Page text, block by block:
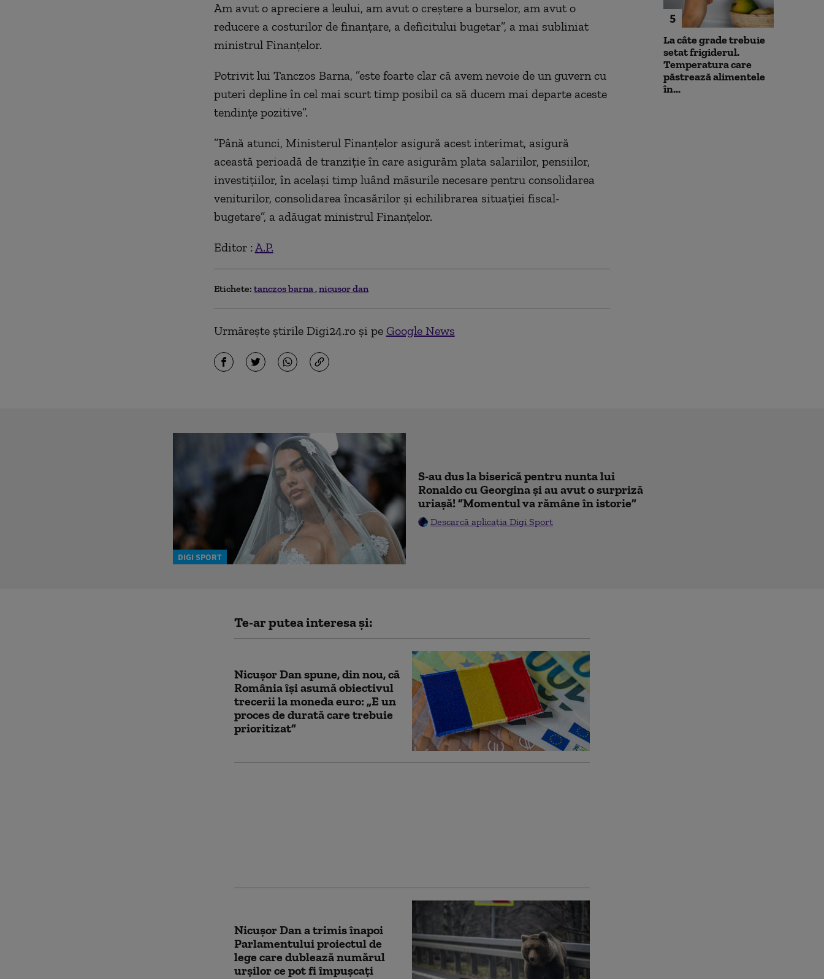
Am avut o apreciere a leului, am avut o creştere a burselor, am avut o
reducere a costurilor de finanţare, a deficitului bugetar”, a mai subliniat
ministrul Finanţelor.
Potrivit lui Tanczos Barna, ”este foarte clar că avem nevoie de un guvern cu
puteri depline în cel mai scurt timp posibil ca să ducem mai departe aceste
tendinţe pozitive”.
”Până atunci, Ministerul Finanţelor asigură acest interimat, asigură
această perioadă de tranziţie în care asigurăm plata salariilor, pensiilor,
investiţiilor, în acelaşi timp luând măsurile necesare pentru consolidarea
veniturilor, consolidarea încasărilor şi echilibrarea situaţiei fiscal-
bugetare”, a adăugat ministrul Finanţelor.
Editor : A.P.
Etichete: tanczos barna nicusor dan
Urmărește știrile Digi24.ro și pe Google News
5
La câte grade trebuie
setat frigiderul.
Temperatura care
păstrează alimentele
în...
DIGI SPORT
S-au dus la biserică pentru nunta lui
Ronaldo cu Georgina și au avut o surpriză
uriașă! ”Momentul va rămâne în istorie”
Descarcă aplicația Digi Sport
Te-ar putea interesa și:
Nicușor Dan spune, din nou, că
România își asumă obiectivul
trecerii la moneda euro: „E un
proces de durată care trebuie
prioritizat”
Nicușor Dan a trimis înapoi
Parlamentului proiectul de
lege care dublează numărul
urșilor ce pot fi împușcați